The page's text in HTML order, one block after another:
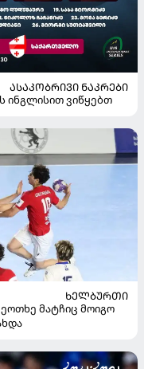
ᲐᲡᲐᲙᲝᲑᲠᲘᲕᲘ ᲜᲐᲙᲠᲔᲑᲘ
ინგლისით ვიწყებთ
ᲮᲔᲚᲑᲣᲠᲗᲘ
მატჩიც მოიგო